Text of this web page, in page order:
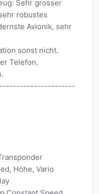
Sehr grosser
robustes
Avionik, sehr
sonst nicht.
Telefon.
Höhe, Vario